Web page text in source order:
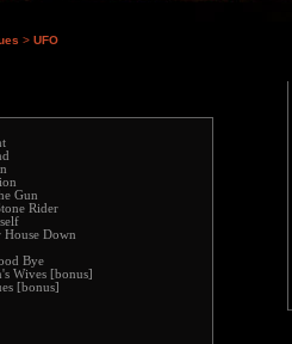
> UFO
Gun
Rider
Down
Bye
Wives [bonus]
[bonus]